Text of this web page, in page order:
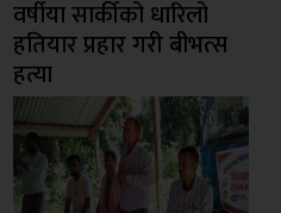
वर्षीया सार्कीको धारिलो
हतियार प्रहार गरी बीभत्स
हत्या